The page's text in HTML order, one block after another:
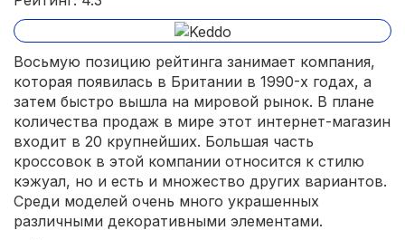
Восьмую позицию рейтинга занимает компания,
которая появилась в Британии в 1990-х годах, а
затем быстро вышла на мировой рынок. В плане
количества продаж в мире этот интернет-магазин
входит в 20 крупнейших. Большая часть
кроссовок в этой компании относится к стилю
кэжуал, но и есть и множество других вариантов.
Среди моделей очень много украшенных
различными декоративными элементами.